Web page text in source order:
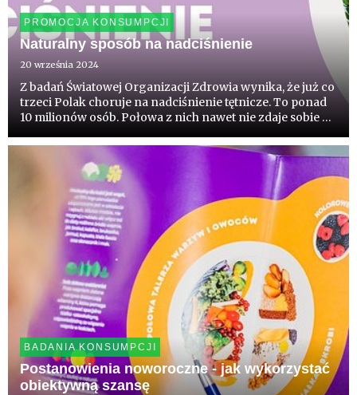
PROMOCJA KONSUMPCJI
Naturalny sposób na nadciśnienie
20 września 2024
Z badań Światowej Organizacji Zdrowia wynika, że już co
trzeci Polak choruje na nadciśnienie tętnicze. To ponad
10 milionów osób. Połowa z nich nawet nie zdaje sobie z
leczenie tej choroby jest tak ważne? Ponieważ ni...
BADANIA KONSUMPCJI
Postanowienia noworoczne - jak wykorzystać
obiektywną szansę